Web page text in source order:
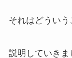
それはどういう
説明していきま